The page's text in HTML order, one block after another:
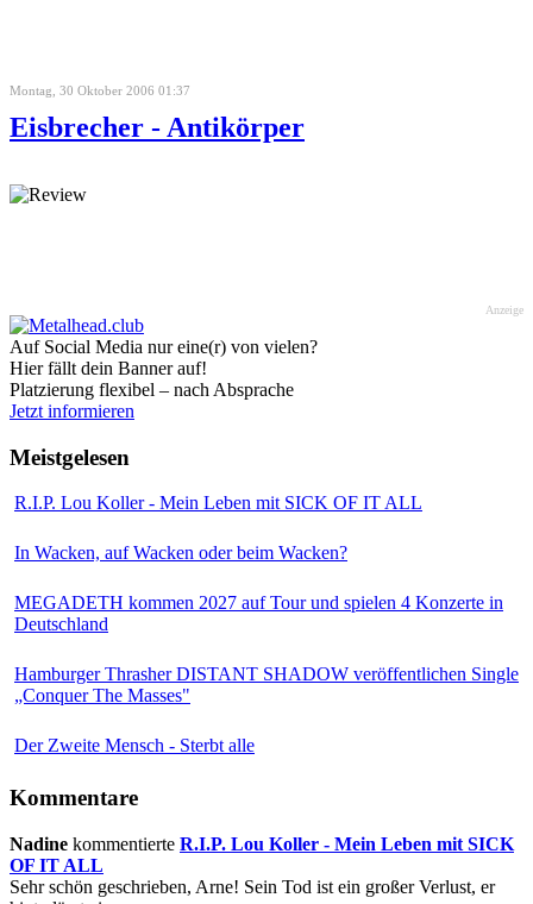
Montag, 30 Oktober 2006 01:37
Eisbrecher - Antikörper
Anzeige
Auf Social Media nur eine(r) von vielen?
Hier fällt dein Banner auf!
Platzierung flexibel – nach Absprache
Jetzt informieren
Meistgelesen
R.I.P. Lou Koller - Mein Leben mit SICK OF IT ALL
In Wacken, auf Wacken oder beim Wacken?
MEGADETH kommen 2027 auf Tour und spielen 4 Konzerte in
Deutschland
Hamburger Thrasher DISTANT SHADOW veröffentlichen Single
„Conquer The Masses"
Der Zweite Mensch - Sterbt alle
Kommentare
Nadine kommentierte R.I.P. Lou Koller - Mein Leben mit SICK
OF IT ALL
Sehr schön geschrieben, Arne! Sein Tod ist ein großer Verlust, er